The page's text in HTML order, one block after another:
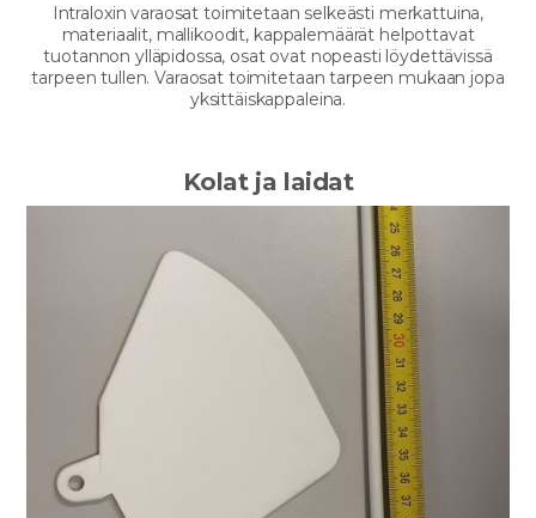
Intraloxin varaosat toimitetaan selkeästi merkattuina,
materiaalit, mallikoodit, kappalemäärät helpottavat
tuotannon ylläpidossa, osat ovat nopeasti löydettävissä
tarpeen tullen. Varaosat toimitetaan tarpeen mukaan jopa
yksittäiskappaleina.
Kolat ja laidat